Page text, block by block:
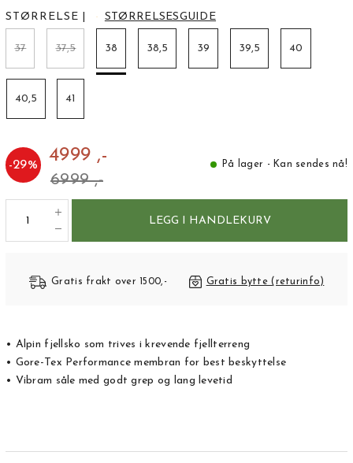
STØRRELSE STØRRELSESGUIDE
37 37,5 38 38,5 39 39,5 40
40,5 41
-29% 4999 ,-
6999 ,-
På lager - Kan sendes nå!
LEGG I HANDLEKURV
Gratis frakt over 1500,- Gratis bytte (returinfo)
• Alpin fjellsko som trives i krevende fjellterreng
• Gore-Tex Performance membran for best beskyttelse
• Vibram såle med godt grep og lang levetid